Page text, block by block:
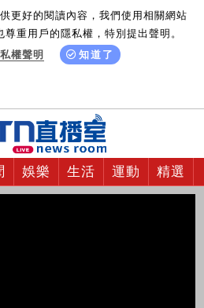
更好的閱讀內容，我們使用相關網站
重用戶的隱私權，特別提出聲明。
權聲明
知道了
娛樂 生活 運動 精選